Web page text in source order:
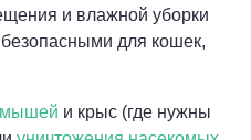
и влажной уборки
для кошек,
мышей и крыс (где нужны